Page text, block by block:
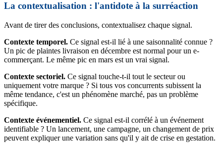
La contextualisation : l'antidote à la surréaction
Avant de tirer des conclusions, contextualisez chaque signal.
Contexte temporel. Ce signal est-il lié à une saisonnalité connue ?
Un pic de plaintes livraison en décembre est normal pour un e-
commerçant. Le même pic en mars est un vrai signal.
Contexte sectoriel. Ce signal touche-t-il tout le secteur ou
uniquement votre marque ? Si tous vos concurrents subissent la
même tendance, c'est un phénomène marché, pas un problème
spécifique.
Contexte événementiel. Ce signal est-il corrélé à un événement
identifiable ? Un lancement, une campagne, un changement de prix
peuvent expliquer une variation sans qu'il y ait de crise en gestation.